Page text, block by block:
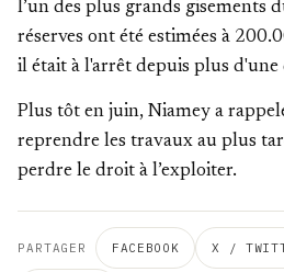
l’un des plus grands gisements
réserves ont été estimées à
il était à l'arrêt depuis plus d'une
Plus tôt en juin, Niamey a
reprendre les travaux au plus
perdre le droit à l’exploiter.
PARTAGER FACEBOOK X /